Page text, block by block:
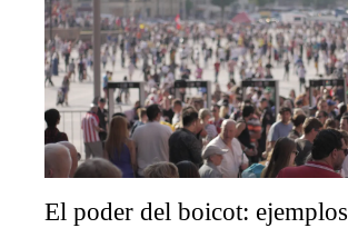
El poder del boicot: ejemplos